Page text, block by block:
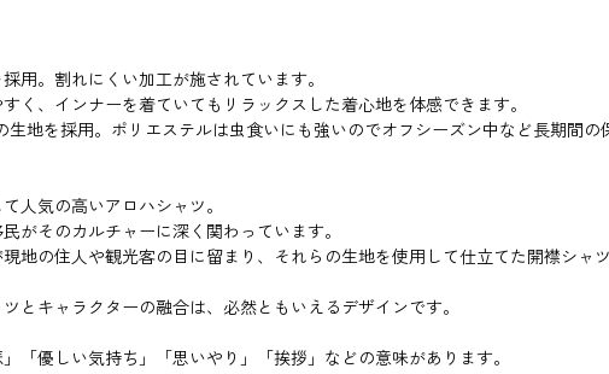
用。割れにくい加工が施されています。
く、インナーを着ていてもリラックスした着心地を体感できます。
地を採用。ポリエステルは虫食いにも強いのでオフシーズン中など長期間の
人気の高いアロハシャツ。
がそのカルチャーに深く関わっています。
地の住人や観光客の目に留まり、それらの生地を使用して仕立てた開襟シ
とキャラクターの融合は、必然ともいえるデザインです。
優しい気持ち」「思いやり」「挨拶」などの意味があります。